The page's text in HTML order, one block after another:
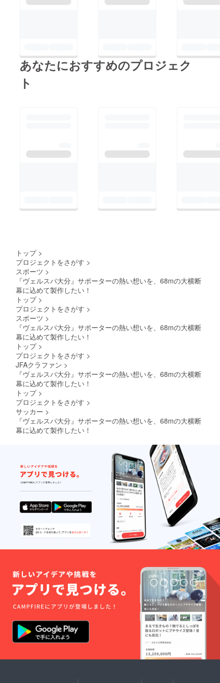
あなたにおすすめのプロジェク
ト
トップ >
プロジェクトをさがす >
スポーツ >
『ヴェルスパ大分』サポーターの熱い想いを、68mの大横断
幕に込めて製作したい！
トップ >
プロジェクトをさがす >
スポーツ >
『ヴェルスパ大分』サポーターの熱い想いを、68mの大横断
幕に込めて製作したい！
トップ >
プロジェクトをさがす >
JFAクラファン >
『ヴェルスパ大分』サポーターの熱い想いを、68mの大横断
幕に込めて製作したい！
トップ >
プロジェクトをさがす >
サッカー >
『ヴェルスパ大分』サポーターの熱い想いを、68mの大横断
幕に込めて製作したい！